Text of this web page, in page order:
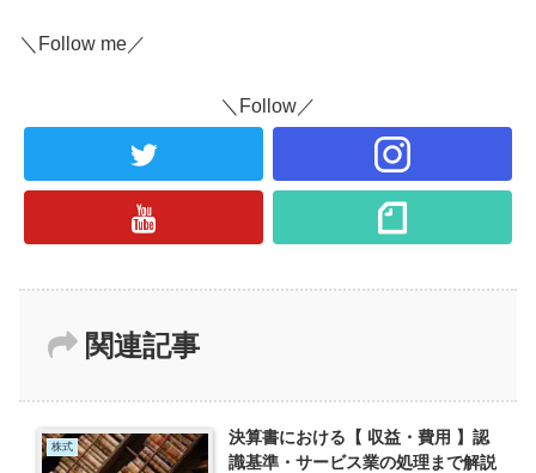
＼Follow me／
＼Follow／
関連記事
株式
決算書における【 収益・費用 】認
識基準・サービス業の処理まで解説